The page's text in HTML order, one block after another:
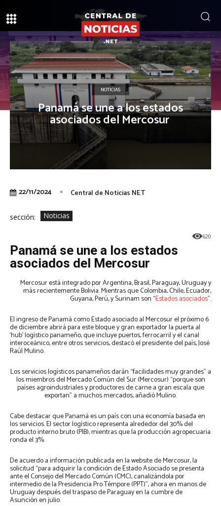
NOTICIAS
Panamá se une a los estados
asociados del Mercosur
22/11/2024 Central de Noticias NET
sección: Noticias
620
Panamá se une a los estados
asociados del Mercosur
Mercosur está integrado por Argentina, Brasil, Paraguay, Uruguay y
más recientemente Bolivia. Mientras que Colombia, Chile, Ecuador,
Guyana, Perú, y Surinam son “Estados asociados”.
El ingreso de Panamá como Estado asociado al Mercosur el próximo 6
de diciembre abrirá para este bloque y gran exportador la puerta al
‘hub’ logístico panameño, que incluye puertos, ferrocarril y el canal
interoceánico, entre otros servicios, destacó el presidente del país, José
Raúl Mulino.
Los servicios logísticos panameños darán “facilidades muy grandes” a
los miembros del Mercado Común del Sur (Mercosur) “porque son
países agroindustriales y productores de carne a gran escala que
exportan” a muchos mercados, añadió Mulino.
Cabe destacar que Panamá es un país con una economía basada en
los servicios. El sector logístico representa alrededor del 30% del
producto interno bruto (PIB), mientras que la producción agropecuaria
ronda el 3%.
De acuerdo a información publicada en la website de Mercosur, la
solicitud “para adquirir la condición de Estado Asociado se presenta
ante el Consejo del Mercado Común (CMC), canalizándola por
intermedio de la Presidencia Pro Témpore (PPT)”, ahora en manos de
Uruguay después del traspaso de Paraguay en la cumbre de
Asunción en julio.